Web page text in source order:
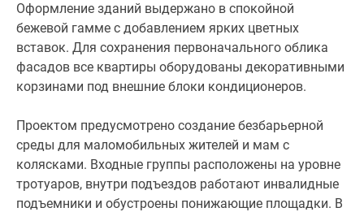
Оформление зданий выдержано в спокойной
бежевой гамме с добавлением ярких цветных
вставок. Для сохранения первоначального облика
фасадов все квартиры оборудованы декоративными
корзинами под внешние блоки кондиционеров.
Проектом предусмотрено создание безбарьерной
среды для маломобильных жителей и мам с
колясками. Входные группы расположены на уровне
тротуаров, внутри подъездов работают инвалидные
подъемники и обустроены понижающие площадки. В